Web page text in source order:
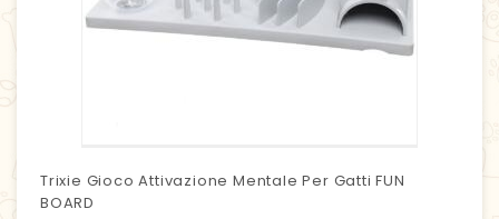
Trixie Gioco Attivazione Mentale Per Gatti FUN
BOARD